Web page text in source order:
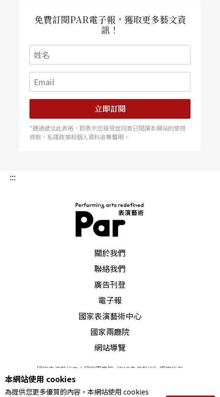
“Voulez-vous coucher avec moi ce soir? Vous ne
comprenez pas? Ah, quelle dommage!”（你今晚
想不想跟我睡？你不懂？啊，多可惜啊！）白蘭琪
繼續說。
典型的白蘭琪式幽默，罵人不帶髒話，挑逗不動情
慾。這也正是她所能自我保護的戲謔方式。畢竟，
她只不過是想在青春將逝之前，竭力追求一份能滿
會使盡一切女人所擁有的手段伎倆，編織出男人所
的肉慾饑渴。那輛名叫慾望的街車，載她走上了一
條想停都停不下來的不歸路。這樣的白蘭琪，是叫
人無法充耳不聞、視而不見的，不管是在歌劇中的
弗萊明，還是電影裡的費雯麗。
免費訂閱PAR電子報，獲取更多藝文資
訊！
立即訂閱
*通過遞交此表格，即表示您接受並同意已閱讀本網站的使用
條款，私隱政策和個人資料收集聲明。
:::
關於我們
聯絡我們
廣告刊登
電子報
國家表演藝術中心
國家兩廳院
網站導覽
國家表演藝術中心國家兩廳院《PAR表演藝術》版權所有
© 2022Performing arts redefined. All Rights Reserved
統一編號 Tax Id number 00973926
本網站使用 cookies
為提供您更多優質的內容，本網站使用 cookies